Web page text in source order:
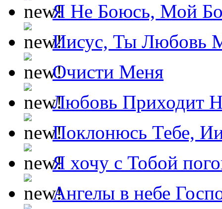
Я Не Боюсь, Мой
Иисус, Ты Любовь
Очисти Меня
Любовь Приходит
Поклонюсь Тебе,
Я хочу с Тобой
Ангелы в небе